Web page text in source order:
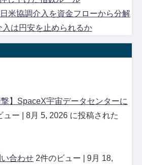
日米協調介入を資金フローから分解
入は円安を止められるか
撃】SpaceX宇宙データセンターに
ュー 8月 5, 2026 に投稿された
合わせ 2件のビュー
9月 18,